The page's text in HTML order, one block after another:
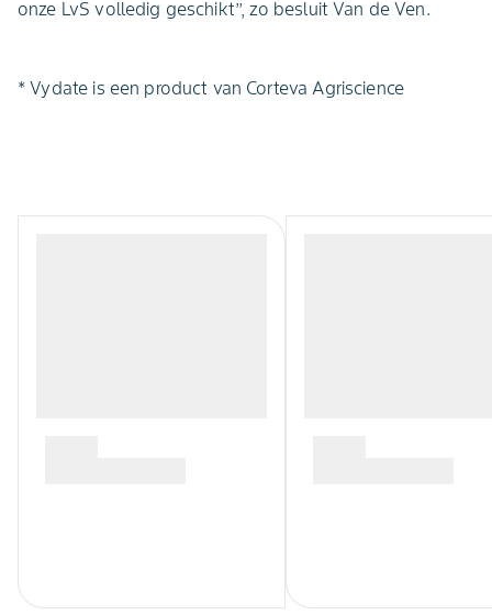
onze LvS volledig geschikt’’, zo besluit Van de Ven.
* Vydate is een product van Corteva Agriscience